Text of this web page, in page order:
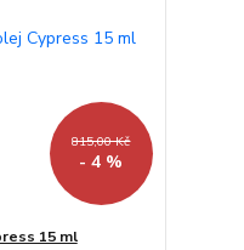
815,00 Kč
- 4 %
15 ml